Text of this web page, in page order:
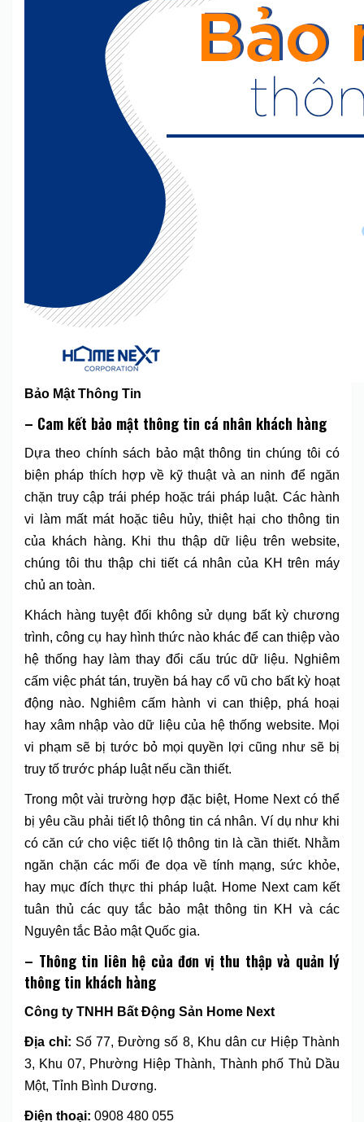
Bảo Mật Thông Tin
– Cam kết bảo mật thông tin cá nhân khách hàng
Dựa theo chính sách bảo mật thông tin chúng tôi có
biện pháp thích hợp về kỹ thuật và an ninh để ngăn
chặn truy cập trái phép hoặc trái pháp luật. Các hành
vi làm mất mát hoặc tiêu hủy, thiệt hại cho thông tin
của khách hàng. Khi thu thập dữ liệu trên website,
chúng tôi thu thập chi tiết cá nhân của KH trên máy
chủ an toàn.
Khách hàng tuyệt đối không sử dụng bất kỳ chương
trình, công cụ hay hình thức nào khác để can thiệp vào
hệ thống hay làm thay đổi cấu trúc dữ liệu. Nghiêm
cấm việc phát tán, truyền bá hay cổ vũ cho bất kỳ hoạt
động nào. Nghiêm cấm hành vi can thiệp, phá hoại
hay xâm nhập vào dữ liệu của hệ thống website. Mọi
vi phạm sẽ bị tước bỏ mọi quyền lợi cũng như sẽ bị
truy tố trước pháp luật nếu cần thiết.
Trong một vài trường hợp đặc biệt, Home Next có thể
bị yêu cầu phải tiết lộ thông tin cá nhân. Ví dụ như khi
có căn cứ cho việc tiết lộ thông tin là cần thiết. Nhằm
ngăn chặn các mối đe dọa về tính mạng, sức khỏe,
hay mục đích thực thi pháp luật. Home Next cam kết
tuân thủ các quy tắc bảo mật thông tin KH và các
Nguyên tắc Bảo mật Quốc gia.
– Thông tin liên hệ của đơn vị thu thập và quản lý
thông tin khách hàng
Công ty TNHH Bất Động Sản Home Next
Địa chỉ: Số 77, Đường số 8, Khu dân cư Hiệp Thành
3, Khu 07, Phường Hiệp Thành, Thành phố Thủ Dầu
Một, Tỉnh Bình Dương.
Điện thoại: 0908 480 055